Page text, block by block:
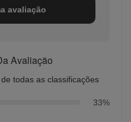
avaliação
Avaliação
todas as classificações
33%